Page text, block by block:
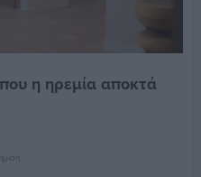
η ηρεμία αποκτά